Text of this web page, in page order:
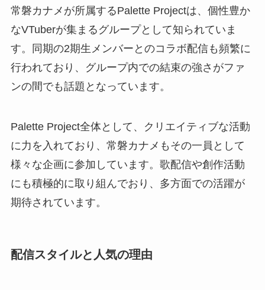
常磐カナメが所属するPalette Projectは、個性豊か
なVTuberが集まるグループとして知られていま
す。同期の2期生メンバーとのコラボ配信も頻繁に
行われており、グループ内での結束の強さがファ
ンの間でも話題となっています。
Palette Project全体として、クリエイティブな活動
に力を入れており、常磐カナメもその一員として
様々な企画に参加しています。歌配信や創作活動
にも積極的に取り組んでおり、多方面での活躍が
期待されています。
配信スタイルと人気の理由